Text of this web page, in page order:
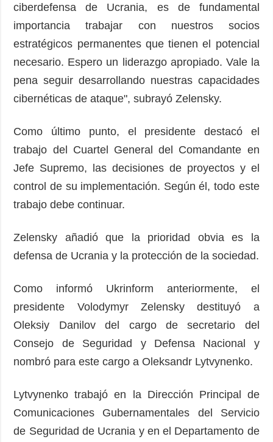
ciberdefensa de Ucrania, es de fundamental
importancia trabajar con nuestros socios
estratégicos permanentes que tienen el potencial
necesario. Espero un liderazgo apropiado. Vale la
pena seguir desarrollando nuestras capacidades
cibernéticas de ataque", subrayó Zelensky.
Como último punto, el presidente destacó el
trabajo del Cuartel General del Comandante en
Jefe Supremo, las decisiones de proyectos y el
control de su implementación. Según él, todo este
trabajo debe continuar.
Zelensky añadió que la prioridad obvia es la
defensa de Ucrania y la protección de la sociedad.
Como informó Ukrinform anteriormente, el
presidente Volodymyr Zelensky destituyó a
Oleksiy Danilov del cargo de secretario del
Consejo de Seguridad y Defensa Nacional y
nombró para este cargo a Oleksandr Lytvynenko.
Lytvynenko trabajó en la Dirección Principal de
Comunicaciones Gubernamentales del Servicio
de Seguridad de Ucrania y en el Departamento de